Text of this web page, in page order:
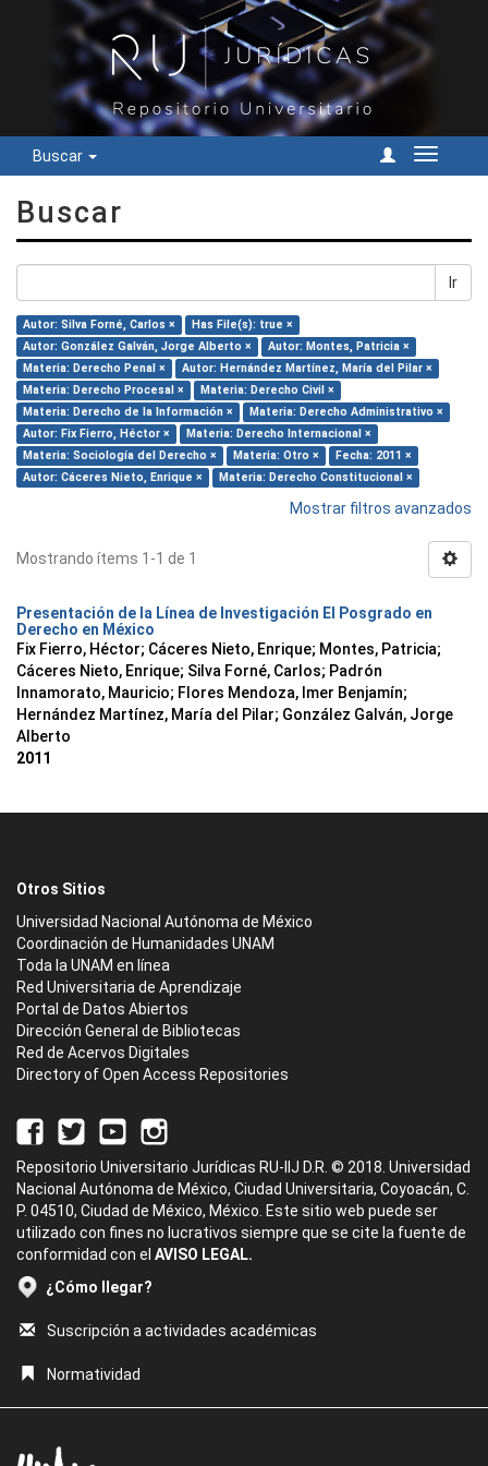
Buscar
Cambiar
Buscar
Ir
Autor: Silva Forné, Carlos ×
Has File(s): true ×
Autor: González Galván, Jorge Alberto ×
Autor: Montes, Patricia ×
Materia: Derecho Penal ×
Autor: Hernández Martínez, María del Pilar ×
Materia: Derecho Procesal ×
Materia: Derecho Civil ×
Materia: Derecho de la Información ×
Materia: Derecho Administrativo ×
Autor: Fix Fierro, Héctor ×
Materia: Derecho Internacional ×
Materia: Sociología del Derecho ×
Materia: Otro ×
Fecha: 2011 ×
Autor: Cáceres Nieto, Enrique ×
Materia: Derecho Constitucional ×
Mostrar filtros avanzados
Mostrando ítems 1-1 de 1
Presentación de la Línea de Investigación El Posgrado en
Derecho en México
Fix Fierro, Héctor; Cáceres Nieto, Enrique; Montes, Patricia;
Cáceres Nieto, Enrique; Silva Forné, Carlos; Padrón
Innamorato, Mauricio; Flores Mendoza, Imer Benjamín;
Hernández Martínez, María del Pilar; González Galván, Jorge
Alberto
2011
Otros Sitios
Universidad Nacional Autónoma de México
Coordinación de Humanidades UNAM
Toda la UNAM en línea
Red Universitaria de Aprendizaje
Portal de Datos Abiertos
Dirección General de Bibliotecas
Red de Acervos Digitales
Directory of Open Access Repositories
Repositorio Universitario Jurídicas RU-IIJ D.R. © 2018. Universidad
Nacional Autónoma de México, Ciudad Universitaria, Coyoacán, C.
P. 04510, Ciudad de México, México. Este sitio web puede ser
utilizado con fines no lucrativos siempre que se cite la fuente de
conformidad con el AVISO LEGAL.
¿Cómo llegar?
Suscripción a actividades académicas
Normatividad